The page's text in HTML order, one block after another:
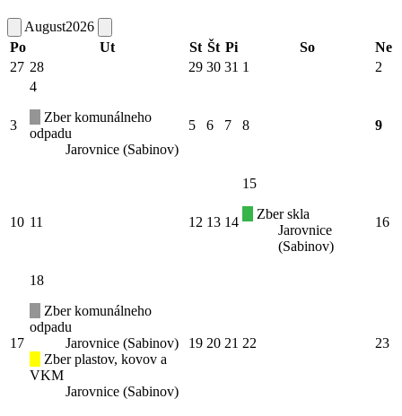
August2026
Po
Ut St Št Pi So
Ne
27 28 29 30 31 1 2
3
4
Zber komunálneho
odpadu
Jarovnice (Sabinov)
5 6 7 8 9
10 11 12 13 14
15
Zber skla
Jarovnice
(Sabinov)
16
17
18
Zber komunálneho
odpadu
Jarovnice (Sabinov)
Zber plastov, kovov a
VKM
Jarovnice (Sabinov)
19 20 21 22 23